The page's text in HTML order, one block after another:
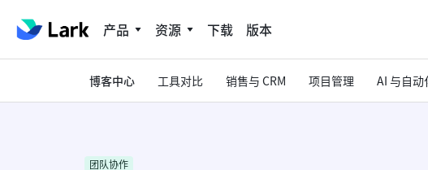
产品 资源 下载 版本
博客中心 工具对比 销售与 CRM 项目管理 AI 与自动
团队协作